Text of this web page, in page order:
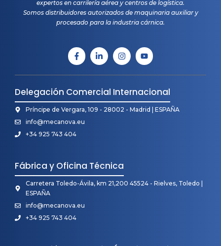
expertos en carrilería aérea y centros de logística.
Somos distribuidores autorizados de maquinaria auxiliar y
procesado para la industria cárnica.
Delegación Comercial Internacional
Príncipe de Vergara, 109 - 28002 - Madrid | ESPAÑA
info@mecanova.eu
+34 925 743 404
Fábrica y Oficina Técnica
Carretera Toledo-Ávila, km 21,200 45524 - Rielves, Toledo |
ESPAÑA
info@mecanova.eu
+34 925 743 404